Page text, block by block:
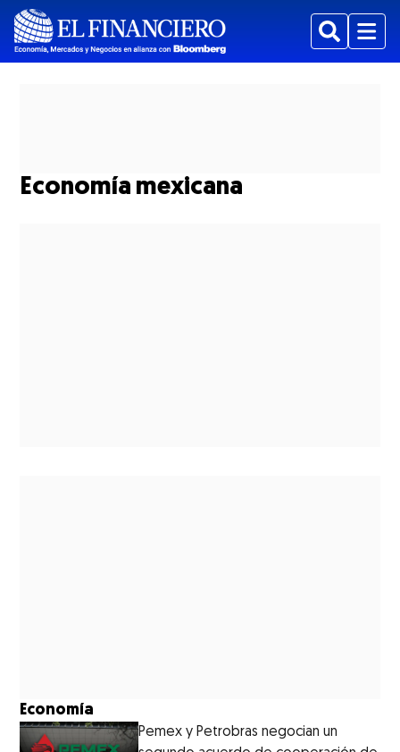
BuscarMenu
Economía mexicana
Economía
Pemex y Petrobras negocian un